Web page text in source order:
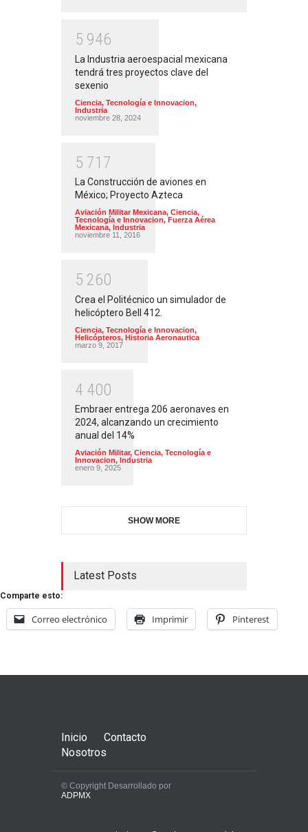
5 946
La Industria aeroespacial mexicana
tendrá tres proyectos clave del
sexenio
Ciencia, Tecnología e Innovacion,
Industria
noviembre 28, 2024
5 71 7
La Construcción de aviones en
México; Proyecto Azteca
Aviación Militar Mexicana, Ciencia,
Tecnología e Innovacion, Fuerza Aérea
Mexicana, Industria
noviembre 11, 2016
5 260
Crea el Politécnico un simulador de
helicóptero Bell 412.
Ciencia, Tecnología e Innovacion,
Helicópteros, Historia Aeronautica
marzo 9, 2017
4 400
Embraer entrega 206 aeronaves en
2024, alcanzando un crecimiento
anual del 14%
Aviación Militar, Ciencia, Tecnología e
Innovacion, Industria
enero 9, 2025
SHOW MORE
Latest Posts
Comparte esto:
Correo electrónico Imprimir Pinterest
Inicio
Contacto
Nosotros
© Copyright Desarrollado por
ADPMX